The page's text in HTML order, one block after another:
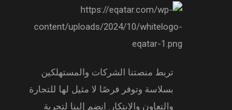
تربط منصتنا الشركات والمستهلكين
بسلاسة وتوفر فرصًا لا مثيل لها للتجارة
والتعاون والابتكار. انضم إلينا لتجربة